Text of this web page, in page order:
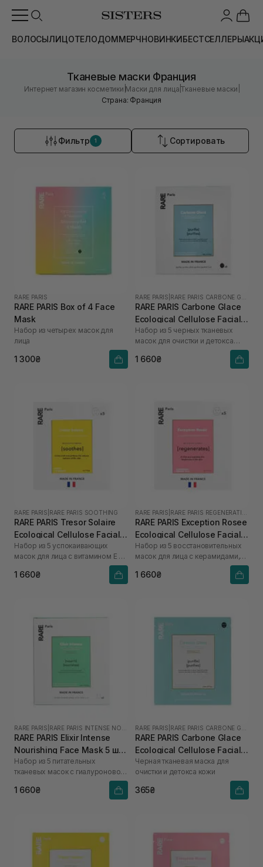
ВОЛОСЫЛИЦОТЕЛОДОММЕРЧНОВИНКИБЕСТСЕЛЛЕРЫ
Тканевые маски Франция
Интернет магазин косметики |Маски для лица |Тканевые маски
Страна: Франция
Фильтр 1 Сортировать
RARE PARIS
RARE PARIS Box of 4 Face
Mask
Набор из четырех масок для
лица
1 300₴
RARE PARIS
RARE PARIS Carbone Glace
Ecological Cellulose Facial
Mask 5 шт* 23 мл
Набор из 5 черных тканевых
масок для очистки и детокса
1 660₴
RARE PARIS RARE PARIS SOOTHING
RARE PARIS Tresor Solaire
Ecological Cellulose Facial
Mask 5 шт*23 мл
Набор из 5 успокаивающих
масок для лица с витамином Е и
1 660₴
RARE PARIS
RARE PARIS Exception Rosee
Ecological Cellulose Facial
Mask 5 шт* 23 мл
Набор из 5 восстановительных
масок для лица с керамидами,
1 660₴
RARE PARIS
RARE PARIS Elixir Intense
Nourishing Face Mask 5 шт
*23 мл
Набор из 5 питательных
тканевых масок с гиалуроновой
1 660₴
RARE PARIS
RARE PARIS Carbone Glace
Ecological Cellulose Facial
Mask 1 шт* 23 мл
Черная тканевая маска для
очистки и детокса кожи
365₴